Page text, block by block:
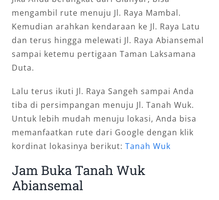
mengambil rute menuju Jl. Raya Mambal.
Kemudian arahkan kendaraan ke Jl. Raya Latu
dan terus hingga melewati Jl. Raya Abiansemal
sampai ketemu pertigaan Taman Laksamana
Duta.
Lalu terus ikuti Jl. Raya Sangeh sampai Anda
tiba di persimpangan menuju Jl. Tanah Wuk.
Untuk lebih mudah menuju lokasi, Anda bisa
memanfaatkan rute dari Google dengan klik
kordinat lokasinya berikut: Tanah Wuk
Jam Buka Tanah Wuk
Abiansemal